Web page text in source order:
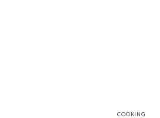
COOKING